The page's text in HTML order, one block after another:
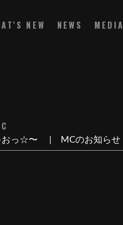
NEW NEWS MEDIA
ゃおっ☆〜 | MCのお知らせ